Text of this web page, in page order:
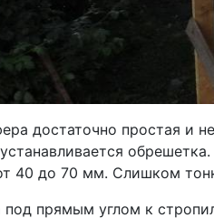
достаточно простая и
40 до 70 мм. Слишком
прямым углом к